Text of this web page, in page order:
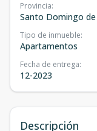
Provincia:
Santo Domingo
Tipo de inmueble:
Apartamentos
Fecha de entrega:
12-2023
Descripción